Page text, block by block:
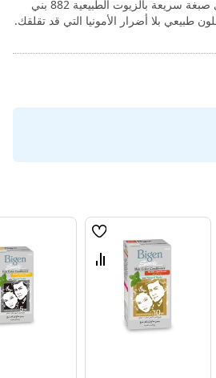
ختاما، تعد صبغة بيجن سبيدي صبغة سريعة بالزيوت الطبيعية 882 بني
قائمة
قارن